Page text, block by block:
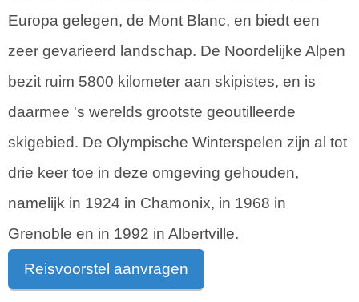
Europa gelegen, de Mont Blanc, en biedt een
zeer gevarieerd landschap. De Noordelijke Alpen
bezit ruim 5800 kilometer aan skipistes, en is
daarmee 's werelds grootste geoutilleerde
skigebied. De Olympische Winterspelen zijn al tot
drie keer toe in deze omgeving gehouden,
namelijk in 1924 in Chamonix, in 1968 in
Grenoble en in 1992 in Albertville.
Reisvoorstel aanvragen